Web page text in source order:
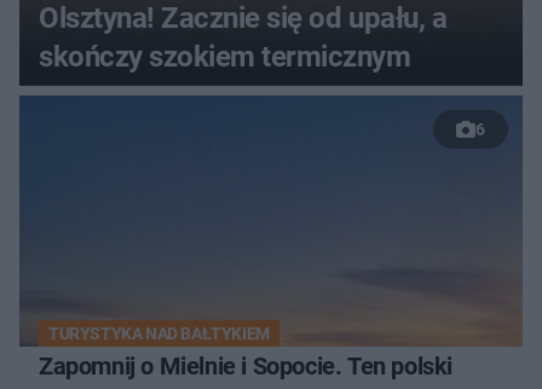
Olsztyna! Zacznie się od upału, a
skończy szokiem termicznym
6
TURYSTYKA NAD BAŁTYKIEM
Zapomnij o Mielnie i Sopocie. Ten polski